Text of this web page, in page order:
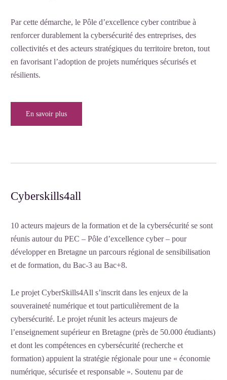
Par cette démarche, le Pôle d’excellence cyber contribue à
renforcer durablement la cybersécurité des entreprises, des
collectivités et des acteurs stratégiques du territoire breton, tout
en favorisant l’adoption de projets numériques sécurisés et
résilients.
En savoir plus
Cyberskills4all
10 acteurs majeurs de la formation et de la cybersécurité se sont
réunis autour du PEC – Pôle d’excellence cyber – pour
développer en Bretagne un parcours régional de sensibilisation
et de formation, du Bac-3 au Bac+8.
Le projet CyberSkills4All s’inscrit dans les enjeux de la
souveraineté numérique et tout particulièrement de la
cybersécurité. Le projet réunit les acteurs majeurs de
l’enseignement supérieur en Bretagne (près de 50.000 étudiants)
et dont les compétences en cybersécurité (recherche et
formation) appuient la stratégie régionale pour une « économie
numérique, sécurisée et responsable ». Soutenu par de